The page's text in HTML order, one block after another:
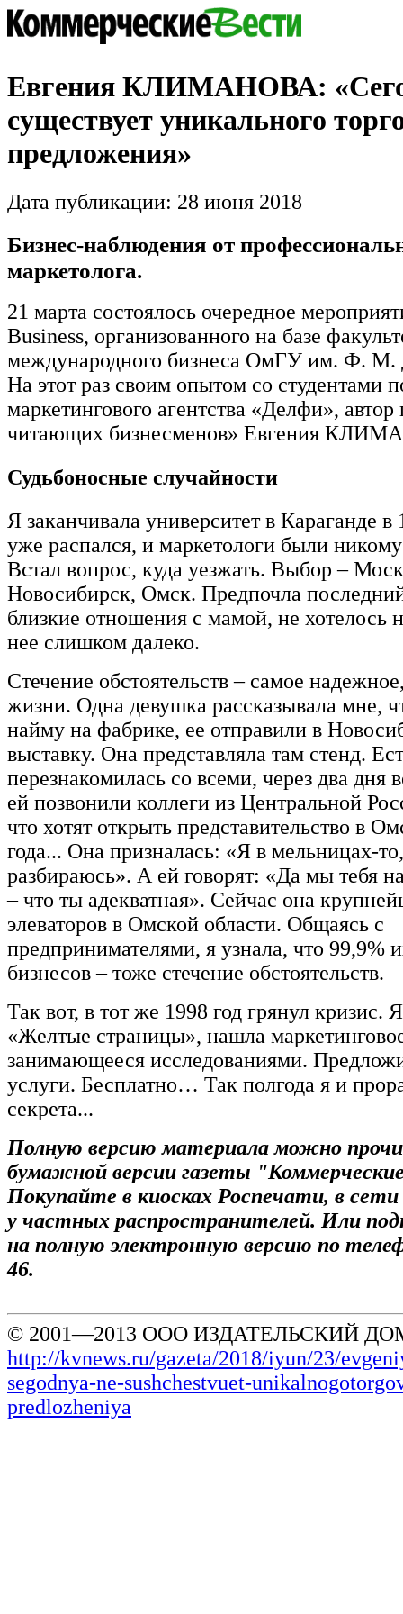
Евгения КЛИМАНОВА:
существует уникального
предложения»
Дата публикации: 28 июня 2018
Бизнес-наблюдения от
маркетолога.
21 марта состоялось очередное
Business, организованного на базе
международного бизнеса ОмГУ им. Ф. М.
На этот раз своим опытом со студентами
маркетингового агентства «Делфи»,
читающих бизнесменов» Евгения
Судьбоносные случайности
Я заканчивала университет в Караганде
уже распался, и маркетологи были
Встал вопрос, куда уезжать. Выбор –
Новосибирск, Омск. Предпочла
близкие отношения с мамой, не хотелось
нее слишком далеко.
Стечение обстоятельств – самое
жизни. Одна девушка рассказывала мне,
найму на фабрике, ее отправили в
выставку. Она представляла там стенд.
перезнакомилась со всеми, через два дня
ей позвонили коллеги из Центральной
что хотят открыть представительство в
года... Она призналась: «Я в мельницах-
разбираюсь». А ей говорят: «Да мы тебя
– что ты адекватная». Сейчас она
элеваторов в Омской области. Общаясь с
предпринимателями, я узнала, что 99,9%
бизнесов – тоже стечение обстоятельств.
Так вот, в тот же 1998 год грянул кризис.
«Желтые страницы», нашла
занимающееся исследованиями.
услуги. Бесплатно… Так полгода я и
секрета...
Полную версию материала можно
бумажной версии газеты
Покупайте в киосках Роспечати, в
у частных распространителей. Или
на полную электронную версию по
46.
© 2001—2013 ООО ИЗДАТЕЛЬСКИЙ
http://kvnews.ru/gazeta/2018/iyun/23/
segodnya-ne-sushchestvuet-
predlozheniya